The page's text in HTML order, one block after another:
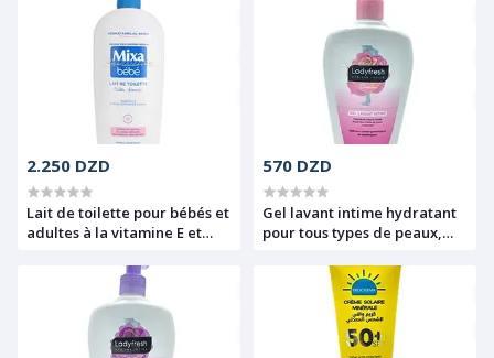
amande douce, Ultra doux,
Garnier, 250 ml
2.250 DZD
Lait de toilette pour bébés et
adultes à la vitamine E et
Hypoallergénique, Très
doux, Mixa, 400 ml
570 DZD
Gel lavant intime hydratant
pour tous types de peaux,
physiologique, Confiant,
Lady Fresh, 250 ml